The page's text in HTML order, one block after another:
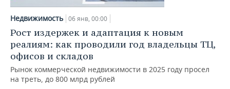
Недвижимость 06 янв, 00:00
Рост издержек и адаптация к новым
реалиям: как проводили год владельцы ТЦ,
офисов и складов
Рынок коммерческой недвижимости в 2025 году просел
на треть, до 800 млрд рублей